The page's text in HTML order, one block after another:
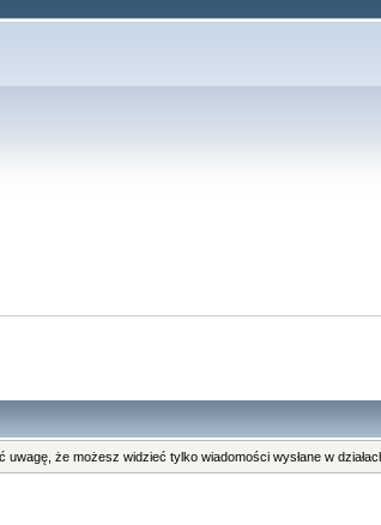
że możesz widzieć tylko wiadomości wysłane w